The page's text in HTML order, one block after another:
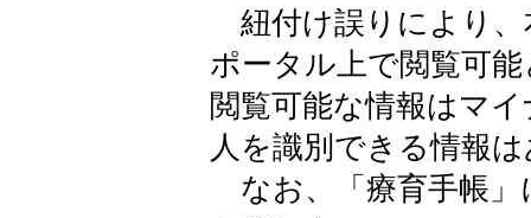
紐付け誤りにより、
ポータル上で閲覧可
閲覧可能な情報はマ
人を識別できる情報
なお、「療育手帳」